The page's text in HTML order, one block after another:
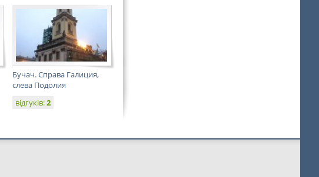
Бучач. Справа Галиция,
слева Подолия
відгуків:2